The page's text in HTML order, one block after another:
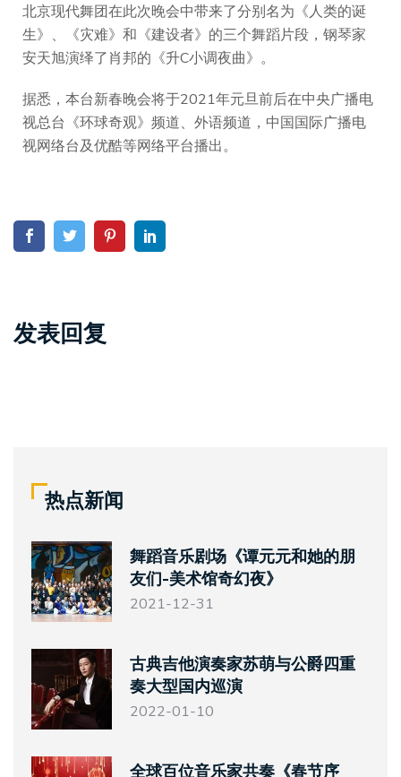
北京现代舞团在此次晚会中带来了分别名为《人类的诞
生》、《灾难》和《建设者》的三个舞蹈片段，钢琴家
安天旭演绎了肖邦的《升C小调夜曲》。
据悉，本台新春晚会将于2021年元旦前后在中央广播电
视总台《环球奇观》频道、外语频道，中国国际广播电
视网络台及优酷等网络平台播出。
发表回复
热点新闻
舞蹈音乐剧场《谭元元和她的朋
友们-美术馆奇幻夜》
2021-12-31
古典吉他演奏家苏萌与公爵四重
奏大型国内巡演
2022-01-10
全球百位音乐家共奏《春节序